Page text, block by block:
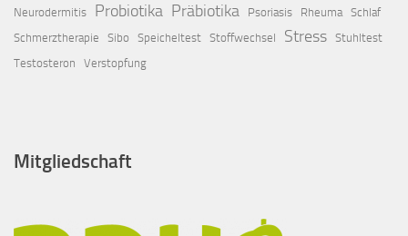
Neurodermitis Probiotika Präbiotika Psoriasis Rheuma Schlaf
Schmerztherapie
Sibo Speicheltest Stoffwechsel Stress Stuhltest
Testosteron
Verstopfung
Mitgliedschaft